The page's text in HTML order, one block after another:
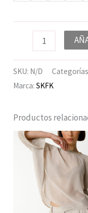
SKU: N/D
Marca:SKFK
Productos
El
precio
original
El
precio
es: